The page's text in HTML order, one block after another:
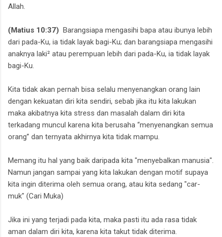
Allah.
(Matius 10:37) Barangsiapa mengasihi bapa atau ibunya lebih
dari pada-Ku, ia tidak layak bagi-Ku; dan barangsiapa mengasihi
anaknya laki² atau perempuan lebih dari pada-Ku, ia tidak layak
bagi-Ku.
Kita tidak akan pernah bisa selalu menyenangkan orang lain
dengan kekuatan diri kita sendiri, sebab jika itu kita lakukan
maka akibatnya kita stress dan masalah dalam diri kita
terkadang muncul karena kita berusaha “menyenangkan semua
orang” dan ternyata akhirnya kita tidak mampu.
Memang itu hal yang baik daripada kita "menyebalkan manusia".
Namun jangan sampai yang kita lakukan dengan motif supaya
kita ingin diterima oleh semua orang, atau kita sedang "car-
muk" (Cari Muka)
Jika ini yang terjadi pada kita, maka pasti itu ada rasa tidak
aman dalam diri kita, karena kita takut tidak diterima.